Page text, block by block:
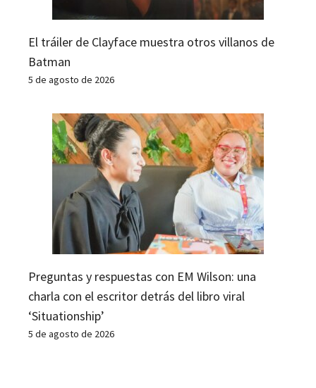
El tráiler de Clayface muestra otros villanos de
Batman
5 de agosto de 2026
Preguntas y respuestas con EM Wilson: una
charla con el escritor detrás del libro viral
‘Situationship’
5 de agosto de 2026